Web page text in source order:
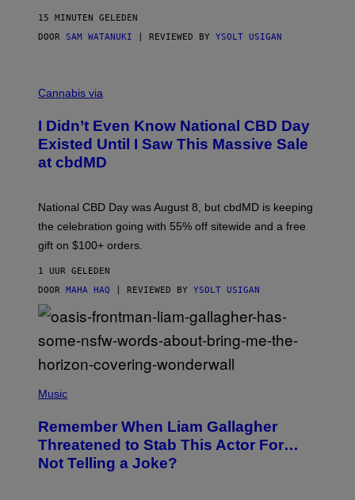
A
E
15 MINUTEN GELEDEN
DOOR SAM WATANUKI | REVIEWED BY YSOLT USIGAN
O
E
S
Y
B
D
D
Cannabis via
I Didn’t Even Know National CBD Day
Existed Until I Saw This Massive Sale
at cbdMD
National CBD Day was August 8, but cbdMD is keeping
the celebration going with 55% off sitewide and a free
gift on $100+ orders.
1 UUR GELEDEN
DOOR MAHA HAQ | REVIEWED BY YSOLT USIGAN
H
O
B
Y
D
Music
Remember When Liam Gallagher
Threatened to Stab This Actor For…
Not Telling a Joke?